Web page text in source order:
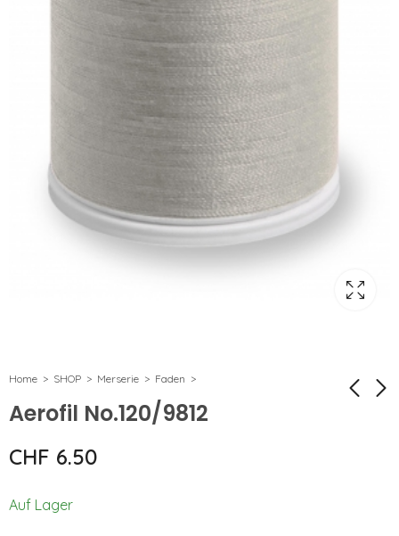
Home SHOP Merserie Faden
Aerofil No.120/9812
CHF 6.50
Auf Lager